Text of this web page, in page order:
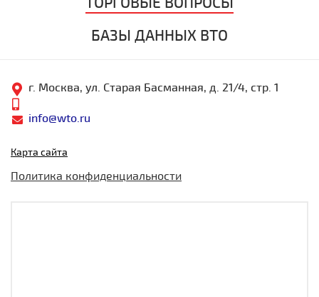
БАЗЫ ДАННЫХ ВТО
г. Москва, ул. Старая Басманная, д. 21/4, стр. 1
info@wto.ru
Карта сайта
Политика конфиденциальности